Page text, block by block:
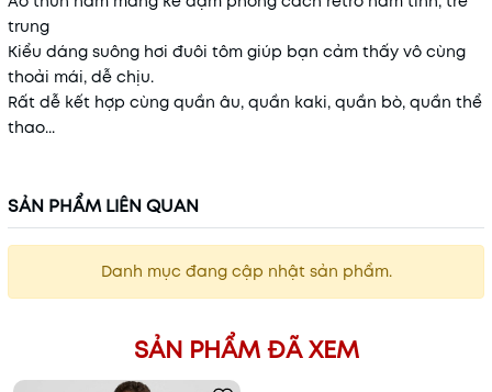
trung
Kiểu dáng suông hơi đuôi tôm giúp bạn cảm thấy vô cùng
thoải mái, dễ chịu.
Rất dễ kết hợp cùng quần âu, quần kaki, quần bò, quần thể
thao...
SẢN PHẨM LIÊN QUAN
Danh mục đang cập nhật sản phẩm.
SẢN PHẨM ĐÃ XEM